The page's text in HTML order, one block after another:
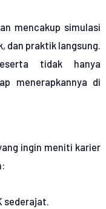
mencakup simulasi
dan praktik langsung.
tidak hanya
menerapkannya di
ingin meniti karier
sederajat.